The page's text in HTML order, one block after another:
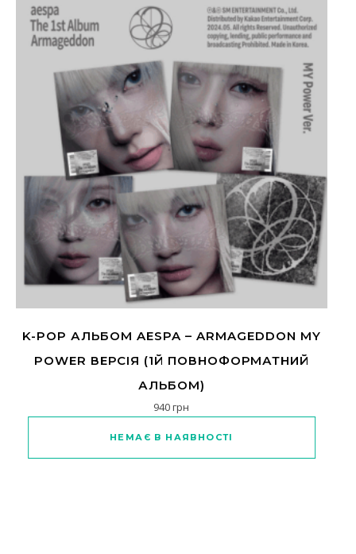
K-POP АЛЬБОМ AESPA – ARMAGEDDON MY
POWER ВЕРСІЯ (1Й ПОВНОФОРМАТНИЙ
АЛЬБОМ)
940грн
НЕМАЄ В НАЯВНОСТІ